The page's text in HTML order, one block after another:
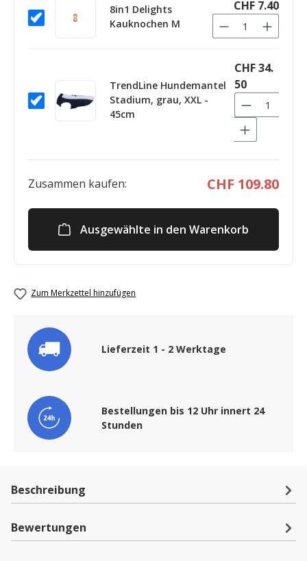
8in1 Delights
Kauknochen M
CHF 7.40
TrendLine Hundemantel
Stadium, grau, XXL -
45cm
CHF 34.
50
Zusammen kaufen: CHF 109.80
Ausgewählte in den Warenkorb
Zum Merkzettel hinzufügen
Lieferzeit 1 - 2 Werktage
Bestellungen bis 12 Uhr innert 24
Stunden
Beschreibung
Bewertungen